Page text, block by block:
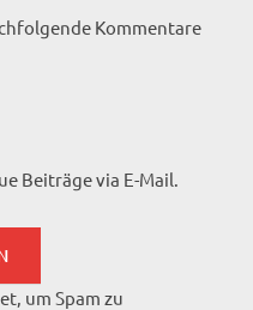
Kommentare
Beiträge via E-Mail.
um Spam zu